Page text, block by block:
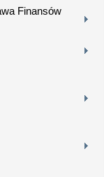
Finansów